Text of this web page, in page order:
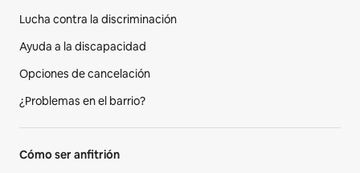
Lucha contra la discriminación
Ayuda a la discapacidad
Opciones de cancelación
¿Problemas en el barrio?
Cómo ser anfitrión